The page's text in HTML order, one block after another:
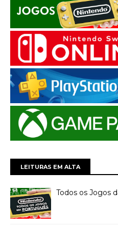
LEITURAS EM ALTA
Todos os Jogos